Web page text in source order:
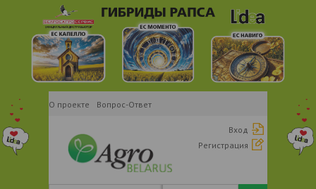
О проекте Вопрос-Ответ
Вход
Регистрация